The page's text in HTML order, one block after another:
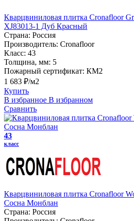
Кварцвиниловая плитка Cronafloor
XJ83013-1 Дуб Красный
Страна: Россия
Производитель: Cronafloor
Класс: 43
Толщина, мм: 5
Пожарный сертификат: КМ2
1 683 ₽/м2
Купить
В избранное В избранном
Сравнить
43
класс
Кварцвиниловая плитка Cronafloor
Сосна Монблан
Страна: Россия